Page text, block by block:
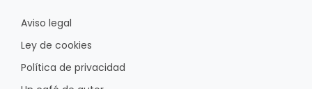
Aviso legal
Ley de cookies
Política de privacidad